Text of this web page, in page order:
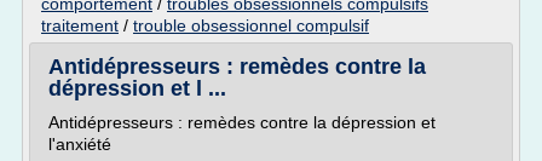
traitement / trouble obsessionnel compulsif
Antidépresseurs : remèdes contre la
dépression et l ...
Antidépresseurs : remèdes contre la dépression et
l'anxiété